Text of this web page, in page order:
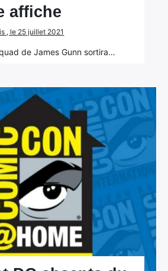
affiche
, le 25 juillet 2021
de James Gunn sortira…
×